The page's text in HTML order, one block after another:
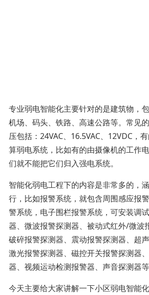
专业弱电智能化主要针对的是建筑物，包
机场、码头、铁路、高速公路等。常见
压包括：24VAC、16.5VAC、12VDC，
算弱电系统，比如有的由摄像机的工作
们就不能把它们归入强电系统。
智能化弱电工程下的内容是非常多的，
行，比如报警系统，就包含周围感应报
警系统，电子围栏报警系统，可安装调
器、微波报警探测器、被动式红外/微波
破碎报警探测器、震动报警探测器、超声
激光报警探测器、磁控开关报警探测器
器、视频运动检测报警器、声音探测器等
今天主要给大家讲解一下小区弱电智能